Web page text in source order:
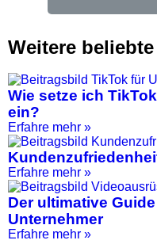
Weitere
Wie setze ich
ein?
Erfahre mehr »
Erfahre mehr »
Der ultimative
Unternehmer
Erfahre mehr »